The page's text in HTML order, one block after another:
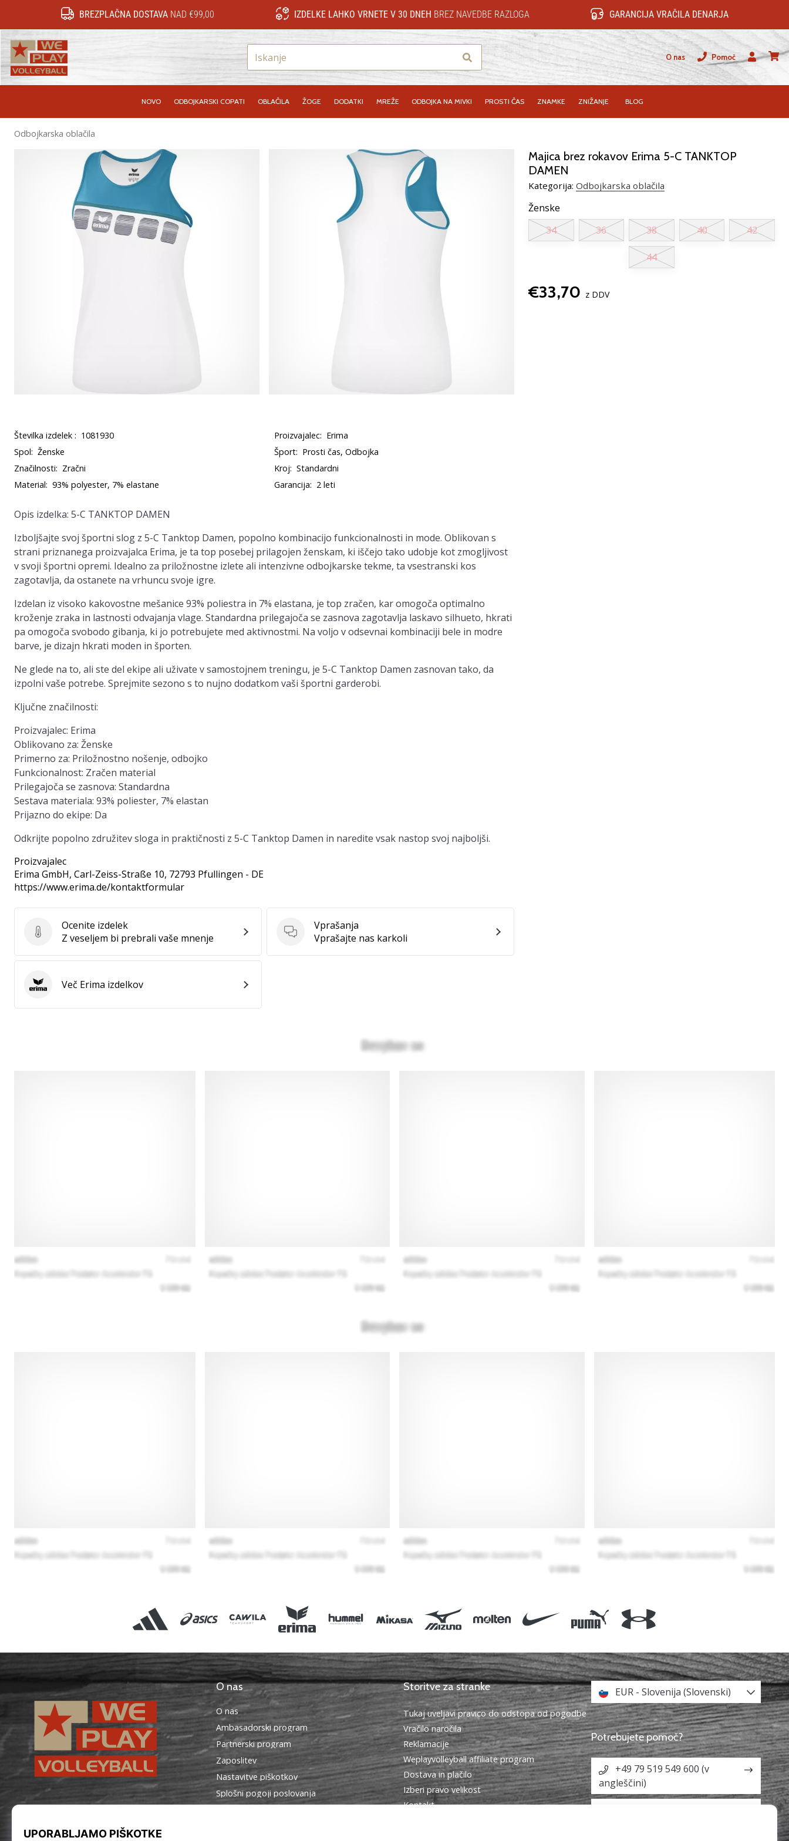
BREZPLAČNA DOSTAVA NAD €99,00 IZDELKE LAHKO VRNETE V 30 DNEH BREZ NAVEDBE RAZLOGA GARANCIJA VRAČILA DENARJA
Iskanje O nas
Pomoč
Uporabnik
NOVO ODBOJKARSKI COPATI OBLAČILA ŽOGE DODATKI MREŽE ODBOJKA NA MIVKI PROSTI ČAS ZNAMKE ZNIŽANJE BLOG
Odbojkarska oblačila
Majica brez rokavov Erima 5-C TANKTOP
DAMEN
Kategorija: Odbojkarska oblačila
Ženske
34
36 38 40 42
44
€33,70 z DDV
Številka izdelek : 1081930 Proizvajalec: Erima
Spol: Ženske Šport: Prosti čas, Odbojka
Značilnosti: Zračni Kroj: Standardni
Material: 93% polyester, 7% elastane Garancija: 2 leti
Opis izdelka: 5-C TANKTOP DAMEN
Izboljšajte svoj športni slog z 5-C Tanktop Damen, popolno kombinacijo funkcionalnosti in mode. Oblikovan s
strani priznanega proizvajalca Erima, je ta top posebej prilagojen ženskam, ki iščejo tako udobje kot zmogljivost
v svoji športni opremi. Idealno za priložnostne izlete ali intenzivne odbojkarske tekme, ta vsestranski kos
zagotavlja, da ostanete na vrhuncu svoje igre.
Izdelan iz visoko kakovostne mešanice 93% poliestra in 7% elastana, je top zračen, kar omogoča optimalno
kroženje zraka in lastnosti odvajanja vlage. Standardna prilegajoča se zasnova zagotavlja laskavo silhueto, hkrati
pa omogoča svobodo gibanja, ki jo potrebujete med aktivnostmi. Na voljo v odsevnai kombinaciji bele in modre
barve, je dizajn hkrati moden in športen.
Ne glede na to, ali ste del ekipe ali uživate v samostojnem treningu, je 5-C Tanktop Damen zasnovan tako, da
izpolni vaše potrebe. Sprejmite sezono s to nujno dodatkom vaši športni garderobi.
Ključne značilnosti:
Proizvajalec: Erima
Oblikovano za: Ženske
Primerno za: Priložnostno nošenje, odbojko
Funkcionalnost: Zračen material
Prilegajoča se zasnova: Standardna
Sestava materiala: 93% poliester, 7% elastan
Prijazno do ekipe: Da
Odkrijte popolno združitev sloga in praktičnosti z 5-C Tanktop Damen in naredite vsak nastop svoj najboljši.
Proizvajalec
Erima GmbH, Carl-Zeiss-Straße 10, 72793 Pfullingen - DE
https://www.erima.de/kontaktformular
Ocenite izdelek
Ocenite izdelek
Z veseljem bi prebrali vaše mnenje
Vprašanja
Vprašanja
Vprašajte nas karkoli
Erima Več Erima izdelkov
WePlayVolleyball.si
O nas
O nas
Ambasadorski program
Partnerski program
Zaposlitev
Nastavitve piškotkov
Splošni pogoji poslovanja
Storitve za stranke
Tukaj uveljavi pravico do odstopa od pogodbe
Vračilo naročila
Reklamacije
Weplayvolleyball affiliate program
Dostava in plačilo
Izberi pravo velikost
Kontakt
EUR - Slovenija (Slovenski)
Potrebujete pomoč?
+49 79 519 549 600 (v
angleščini)